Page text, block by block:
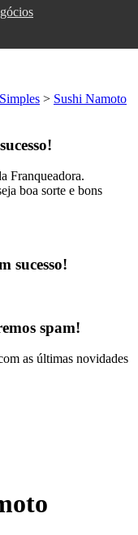
> Sushi Namoto
Franqueadora.
boa sorte e bons
sucesso!
spam!
as últimas novidades